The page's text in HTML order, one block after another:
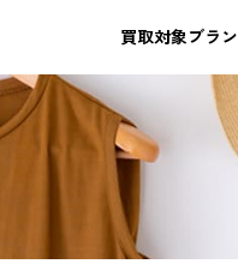
買取対象ブラ